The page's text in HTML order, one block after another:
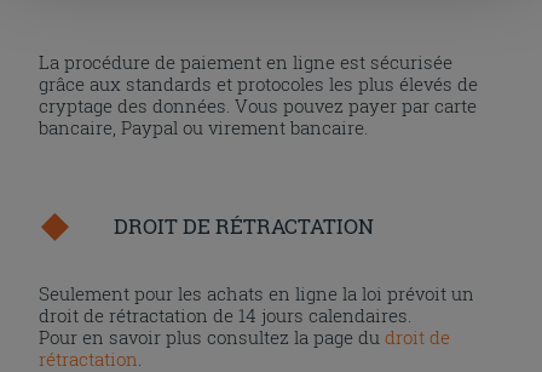
La procédure de paiement en ligne est sécurisée
grâce aux standards et protocoles les plus élevés de
cryptage des données. Vous pouvez payer par carte
bancaire, Paypal ou virement bancaire.
DROIT DE RÉTRACTATION
Seulement pour les achats en ligne la loi prévoit un
droit de rétractation de 14 jours calendaires.
Pour en savoir plus consultez la page dudroit de
rétractation